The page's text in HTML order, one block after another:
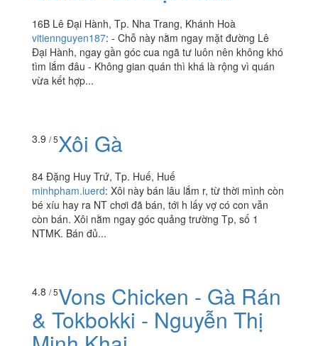
16B Lê Đại Hành, Tp. Nha Trang, Khánh Hoà
vitiennguyen187: - Chỗ này nằm ngay mặt đường Lê
Đại Hành, ngay gần góc cua ngã tư luôn nên không khó
tìm lắm đâu - Không gian quán thì khá là rộng vì quán
vừa kết hợp...
3.9/ 5Xôi Gà
84 Đặng Huy Trứ, Tp. Huế, Huế
NTMK. Bán đủ...